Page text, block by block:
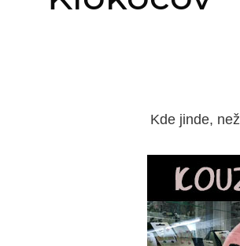
Kde jinde, než